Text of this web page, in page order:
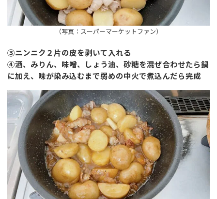
（写真：スーパーマーケットファン）
③ニンニク２片の皮を剥いて入れる
④酒、みりん、味噌、しょう油、砂糖を混ぜ合わせたら鍋
に加え、味が染み込むまで弱めの中火で煮込んだら完成